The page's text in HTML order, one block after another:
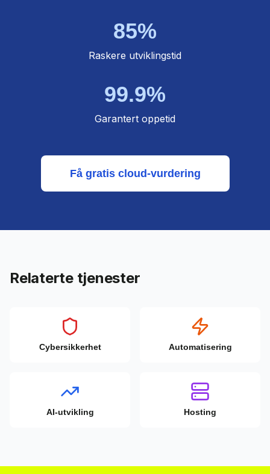
85%
Raskere utviklingstid
99.9%
Garantert oppetid
Få gratis cloud-vurdering
Relaterte tjenester
Cybersikkerhet Automatisering
AI-utvikling Hosting